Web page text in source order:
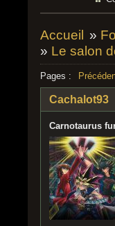
Accueil »
» Le salon
Pages :
Cachalot93
Carnotaurus